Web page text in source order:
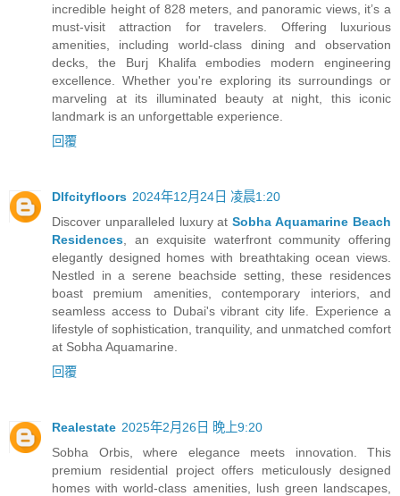
incredible height of 828 meters, and panoramic views, it’s a
must-visit attraction for travelers. Offering luxurious
amenities, including world-class dining and observation
decks, the Burj Khalifa embodies modern engineering
excellence. Whether you're exploring its surroundings or
marveling at its illuminated beauty at night, this iconic
landmark is an unforgettable experience.
回覆
Dlfcityfloors 2024年12月24日 凌晨1:20
Discover unparalleled luxury atSobha Aquamarine Beach
Residences , an exquisite waterfront community offering
elegantly designed homes with breathtaking ocean views.
Nestled in a serene beachside setting, these residences
boast premium amenities, contemporary interiors, and
seamless access to Dubai's vibrant city life. Experience a
lifestyle of sophistication, tranquility, and unmatched comfort
at Sobha Aquamarine.
回覆
Realestate 2025年2月26日 晚上9:20
Sobha Orbis, where elegance meets innovation. This
premium residential project offers meticulously designed
homes with world-class amenities, lush green landscapes,